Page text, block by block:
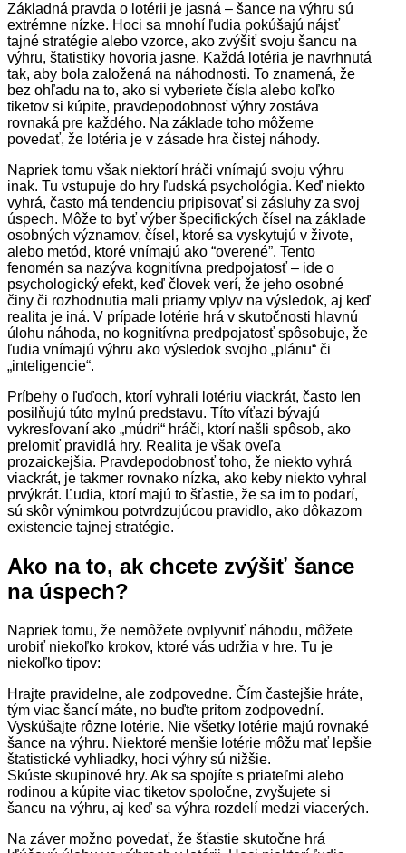
Základná pravda o lotérii je jasná – šance na výhru sú
extrémne nízke. Hoci sa mnohí ľudia pokúšajú nájsť
tajné stratégie alebo vzorce, ako zvýšiť svoju šancu na
výhru, štatistiky hovoria jasne. Každá lotéria je navrhnutá
tak, aby bola založená na náhodnosti. To znamená, že
bez ohľadu na to, ako si vyberiete čísla alebo koľko
tiketov si kúpite, pravdepodobnosť výhry zostáva
rovnaká pre každého. Na základe toho môžeme
povedať, že lotéria je v zásade hra čistej náhody.
Napriek tomu však niektorí hráči vnímajú svoju výhru
inak. Tu vstupuje do hry ľudská psychológia. Keď niekto
vyhrá, často má tendenciu pripisovať si zásluhy za svoj
úspech. Môže to byť výber špecifických čísel na základe
osobných významov, čísel, ktoré sa vyskytujú v živote,
alebo metód, ktoré vnímajú ako “overené”. Tento
fenomén sa nazýva kognitívna predpojatosť – ide o
psychologický efekt, keď človek verí, že jeho osobné
činy či rozhodnutia mali priamy vplyv na výsledok, aj keď
realita je iná. V prípade lotérie hrá v skutočnosti hlavnú
úlohu náhoda, no kognitívna predpojatosť spôsobuje, že
ľudia vnímajú výhru ako výsledok svojho „plánu“ či
„inteligencie“.
Príbehy o ľuďoch, ktorí vyhrali lotériu viackrát, často len
posilňujú túto mylnú predstavu. Títo víťazi bývajú
vykresľovaní ako „múdri“ hráči, ktorí našli spôsob, ako
prelomiť pravidlá hry. Realita je však oveľa
prozaickejšia. Pravdepodobnosť toho, že niekto vyhrá
viackrát, je takmer rovnako nízka, ako keby niekto vyhral
prvýkrát. Ľudia, ktorí majú to šťastie, že sa im to podarí,
sú skôr výnimkou potvrdzujúcou pravidlo, ako dôkazom
existencie tajnej stratégie.
Ako na to, ak chcete zvýšiť šance
na úspech?
Napriek tomu, že nemôžete ovplyvniť náhodu, môžete
urobiť niekoľko krokov, ktoré vás udržia v hre. Tu je
niekoľko tipov:
Hrajte pravidelne, ale zodpovedne. Čím častejšie hráte,
tým viac šancí máte, no buďte pritom zodpovední.
Vyskúšajte rôzne lotérie. Nie všetky lotérie majú rovnaké
šance na výhru. Niektoré menšie lotérie môžu mať lepšie
štatistické vyhliadky, hoci výhry sú nižšie.
Skúste skupinové hry. Ak sa spojíte s priateľmi alebo
rodinou a kúpite viac tiketov spoločne, zvyšujete si
šancu na výhru, aj keď sa výhra rozdelí medzi viacerých.
Na záver možno povedať, že šťastie skutočne hrá